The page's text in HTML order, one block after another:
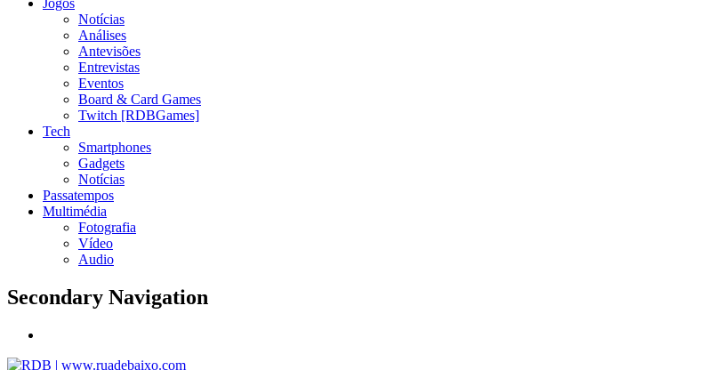
Notícias
Análises
Antevisões
Entrevistas
Eventos
Board & Card Games
Twitch [RDBGames]
Tech
Smartphones
Gadgets
Notícias
Passatempos
Multimédia
Fotografia
Vídeo
Audio
Secondary Navigation